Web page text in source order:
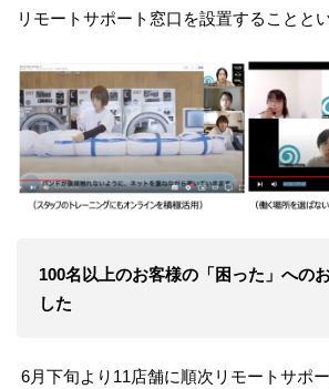
リモートサポート窓口を設置することと
100名以上のお客様の「困った」への
した
6月下旬より11店舗に順次リモートサポ